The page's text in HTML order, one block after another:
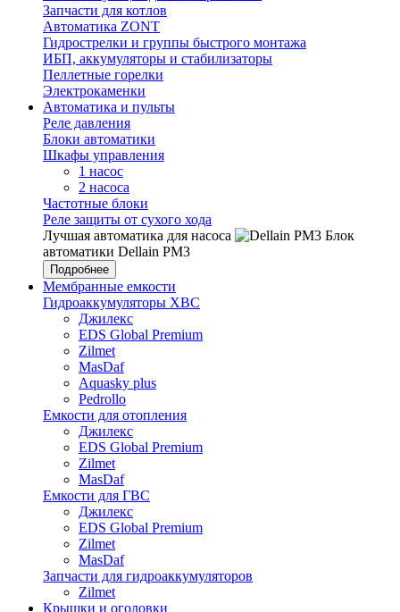
Запчасти для котлов
Автоматика ZONT
Гидрострелки и группы быстрого монтажа
ИБП, аккумуляторы и стабилизаторы
Пеллетные горелки
Электрокаменки
Автоматика и пульты
Реле давления
Блоки автоматики
Шкафы управления
1 насос
2 насоса
Частотные блоки
Реле защиты от сухого хода
Лучшая автоматика для насоса
Блок
автоматики Dellain PM3
Подробнее
Мембранные емкости
Гидроаккумуляторы ХВС
Джилекс
EDS Global Premium
Zilmet
MasDaf
Aquasky plus
Pedrollo
Емкости для отопления
Джилекс
EDS Global Premium
Zilmet
MasDaf
Емкости для ГВС
Джилекс
EDS Global Premium
Zilmet
MasDaf
Запчасти для гидроаккумуляторов
Zilmet
Крышки и оголовки